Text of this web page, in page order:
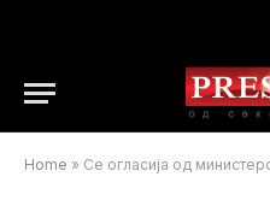
Home » Се огласија од министерството: